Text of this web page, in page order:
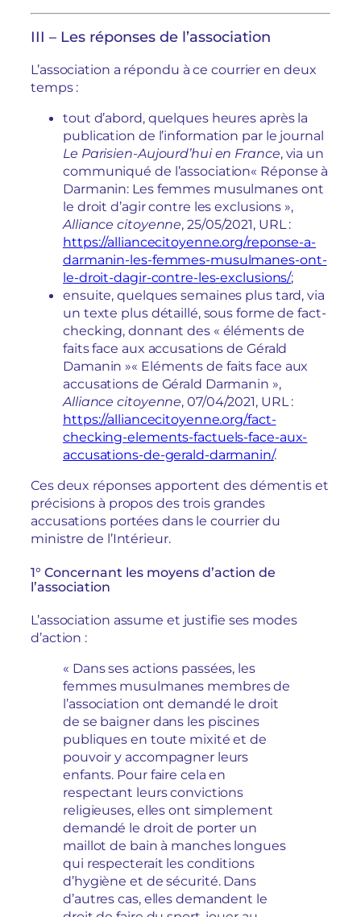
III – Les réponses de l’association
L’association a répondu à ce courrier en deux
temps :
tout d’abord, quelques heures après la
publication de l’information par le journal
Le Parisien-Aujourd’hui en France, via un
communiqué de l’association« Réponse à
Darmanin: Les femmes musulmanes ont
le droit d’agir contre les exclusions »,
Alliance citoyenne, 25/05/2021, URL :
https://alliancecitoyenne.org/reponse-a-
darmanin-les-femmes-musulmanes-ont-
le-droit-dagir-contre-les-exclusions/;
ensuite, quelques semaines plus tard, via
un texte plus détaillé, sous forme de fact-
checking, donnant des « éléments de
faits face aux accusations de Gérald
Damanin »« Eléments de faits face aux
accusations de Gérald Darmanin »,
Alliance citoyenne, 07/04/2021, URL :
https://alliancecitoyenne.org/fact-
checking-elements-factuels-face-aux-
accusations-de-gerald-darmanin/.
Ces deux réponses apportent des démentis et
précisions à propos des trois grandes
accusations portées dans le courrier du
ministre de l’Intérieur.
1° Concernant les moyens d’action de
l’association
L’association assume et justifie ses modes
d’action :
« Dans ses actions passées, les
femmes musulmanes membres de
l’association ont demandé le droit
de se baigner dans les piscines
publiques en toute mixité et de
pouvoir y accompagner leurs
enfants. Pour faire cela en
respectant leurs convictions
religieuses, elles ont simplement
demandé le droit de porter un
maillot de bain à manches longues
qui respecterait les conditions
d’hygiène et de sécurité. Dans
d’autres cas, elles demandent le